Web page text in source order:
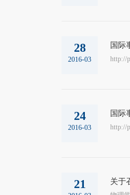
28
2016-03
国际
http://
24
2016-03
国际
http://
21 关于